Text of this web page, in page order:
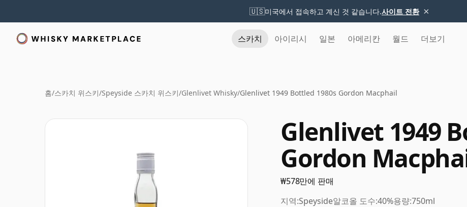
🇺🇸미국에서 접속하고 계신 것 같습니다.사이트 전환 ×
스카치 아이리시 일본 아메리칸 월드 더보기
홈/스카치 위스키/Speyside 스카치 위스키/Glenlivet Whisky/Glenlivet 1949 Bottled 1980s Gordon Macphail
Glenlivet 1949
Gordon
₩578만에 판매
지역:Speyside알코올 도수:40%용량:750ml